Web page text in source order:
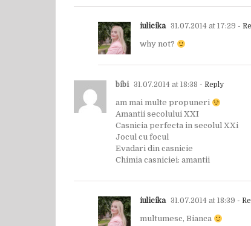
iulicika 31.07.2014 at 17:29 -
why not?
bibi 31.07.2014 at 18:38 - Reply
am mai multe propuneri
Amantii secolului XXI
Casnicia perfecta in secolul XXi
Jocul cu focul
Evadari din casnicie
Chimia casniciei: amantii
iulicika 31.07.2014 at 18:39 -
multumesc, Bianca